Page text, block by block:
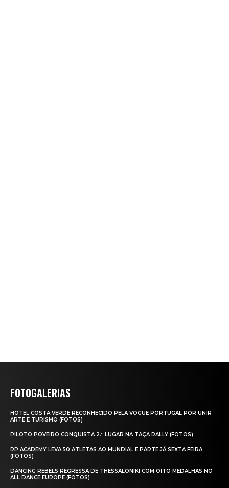
FOTOGALERIAS
HOTEL COSTA VERDE RECONHECIDO PELA VOGUE PORTUGAL POR UNIR
ARTE E TURISMO (FOTOS)
PILOTO POVEIRO CONQUISTA 2.º LUGAR NA TAÇA RALLY (FOTOS)
RP ACADEMY LEVA 50 ATLETAS AO MUNDIAL E PARTE JÁ SEXTA‑FEIRA
(FOTOS)
DANCING REBELS REGRESSA DE THESSALONIKI COM OITO MEDALHAS NO
ALL DANCE EUROPE (FOTOS)